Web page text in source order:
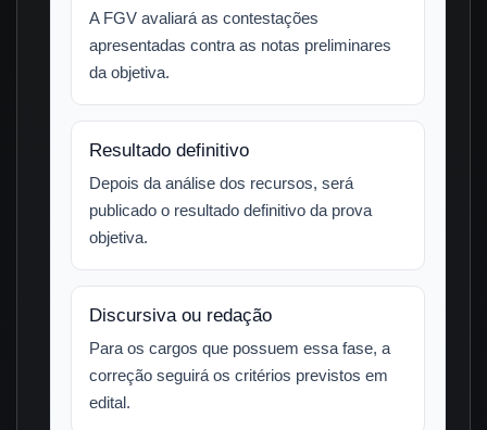
A FGV avaliará as contestações
apresentadas contra as notas preliminares
da objetiva.
Resultado definitivo
Depois da análise dos recursos, será
publicado o resultado definitivo da prova
objetiva.
Discursiva ou redação
Para os cargos que possuem essa fase, a
correção seguirá os critérios previstos em
edital.